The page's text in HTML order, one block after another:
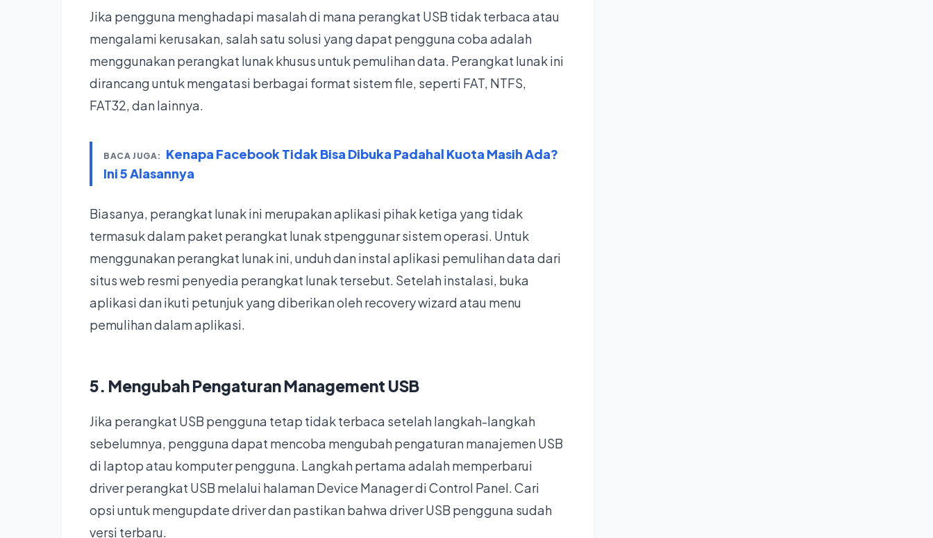
Jika pengguna menghadapi masalah di mana perangkat USB tidak terbaca atau
mengalami kerusakan, salah satu solusi yang dapat pengguna coba adalah
menggunakan perangkat lunak khusus untuk pemulihan data. Perangkat lunak ini
dirancang untuk mengatasi berbagai format sistem file, seperti FAT, NTFS,
FAT32, dan lainnya.
BACA JUGA:
Kenapa Facebook Tidak Bisa Dibuka Padahal Kuota Masih Ada?
Ini 5 Alasannya
Biasanya, perangkat lunak ini merupakan aplikasi pihak ketiga yang tidak
termasuk dalam paket perangkat lunak stpenggunar sistem operasi. Untuk
menggunakan perangkat lunak ini, unduh dan instal aplikasi pemulihan data dari
situs web resmi penyedia perangkat lunak tersebut. Setelah instalasi, buka
aplikasi dan ikuti petunjuk yang diberikan oleh recovery wizard atau menu
pemulihan dalam aplikasi.
5. Mengubah Pengaturan Management USB
Jika perangkat USB pengguna tetap tidak terbaca setelah langkah-langkah
sebelumnya, pengguna dapat mencoba mengubah pengaturan manajemen USB
di laptop atau komputer pengguna. Langkah pertama adalah memperbarui
driver perangkat USB melalui halaman Device Manager di Control Panel. Cari
opsi untuk mengupdate driver dan pastikan bahwa driver USB pengguna sudah
versi terbaru.